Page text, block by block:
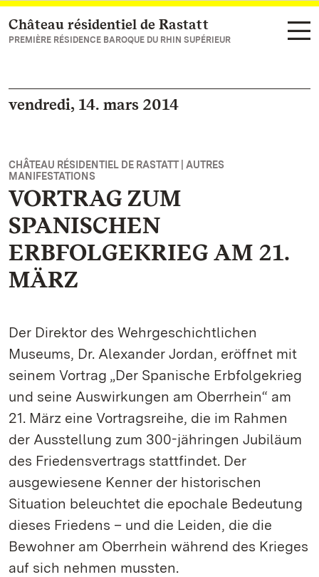
Vers la page d’accueil
Château résidentiel de Rastatt
PREMIÈRE RÉSIDENCE BAROQUE DU RHIN SUPÉRIEUR
vendredi, 14. mars 2014
CHÂTEAU RÉSIDENTIEL DE RASTATT | AUTRES
MANIFESTATIONS
VORTRAG ZUM
SPANISCHEN
ERBFOLGEKRIEG AM 21.
MÄRZ
Der Direktor des Wehrgeschichtlichen
Museums, Dr. Alexander Jordan, eröffnet mit
seinem Vortrag „Der Spanische Erbfolgekrieg
und seine Auswirkungen am Oberrhein“ am
21. März eine Vortragsreihe, die im Rahmen
der Ausstellung zum 300-jähringen Jubiläum
des Friedensvertrags stattfindet. Der
ausgewiesene Kenner der historischen
Situation beleuchtet die epochale Bedeutung
dieses Friedens – und die Leiden, die die
Bewohner am Oberrhein während des Krieges
auf sich nehmen mussten.